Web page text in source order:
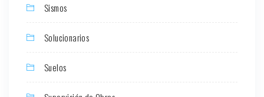
Sismos
Solucionarios
Suelos